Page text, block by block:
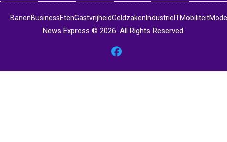
BanenBusinessEtenGastvrijheidGeldzakenIndustrieITMobiliteitMode
News Express © 2026. All Rights Reserved.